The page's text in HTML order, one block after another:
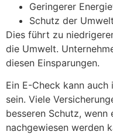
Geringerer
Schutz der Umwelt
Dies führt zu
die Umwelt.
diesen Einsparungen.
Ein E-Check kann
sein. Viele
besseren Schutz,
nachgewiesen werden